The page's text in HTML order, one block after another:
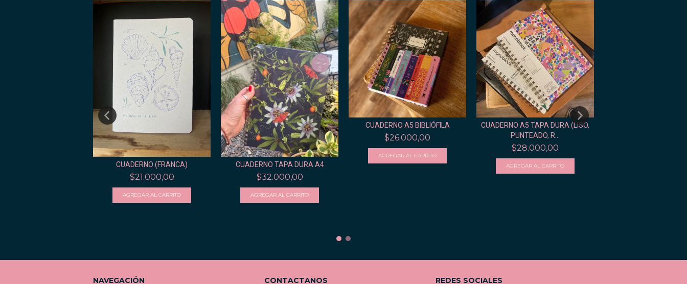
CUADERNO (FRANCA)
$21.000,00
CUADERNO TAPA DURA A4
$32.000,00
CUADERNO A5 BIBLIÓFILA
$26.000,00
CUADERNO A5 TAPA DURA (LISO,
PUNTEADO, R...
$28.000,00
NAVEGACIÓN CONTACTANOS REDES SOCIALES